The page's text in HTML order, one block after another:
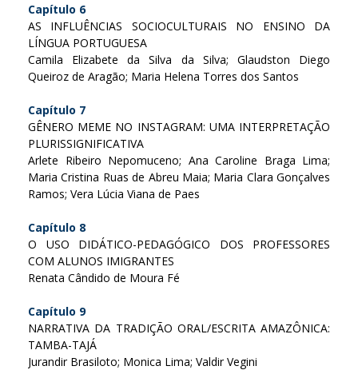
Capítulo 6
AS INFLUÊNCIAS SOCIOCULTURAIS NO ENSINO DA
LÍNGUA PORTUGUESA
Camila Elizabete da Silva da Silva; Glaudston Diego
Queiroz de Aragão; Maria Helena Torres dos Santos
Capítulo 7
GÊNERO MEME NO INSTAGRAM: UMA INTERPRETAÇÃO
PLURISSIGNIFICATIVA
Arlete Ribeiro Nepomuceno; Ana Caroline Braga Lima;
Maria Cristina Ruas de Abreu Maia; Maria Clara Gonçalves
Ramos; Vera Lúcia Viana de Paes
Capítulo 8
O USO DIDÁTICO-PEDAGÓGICO DOS PROFESSORES
COM ALUNOS IMIGRANTES
Renata Cândido de Moura Fé
Capítulo 9
NARRATIVA DA TRADIÇÃO ORAL/ESCRITA AMAZÔNICA:
TAMBA-TAJÁ
Jurandir Brasiloto; Monica Lima; Valdir Vegini